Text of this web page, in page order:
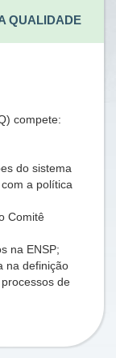
QUALIDADE
compete:
do sistema
a política
Comitê
na ENSP;
na definição
de